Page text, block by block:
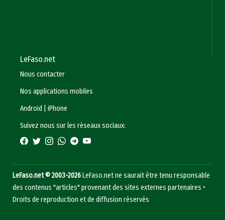
LeFaso.net
Nous contacter
Nos applications mobiles
Android
|iPhone
Suivez nous sur les réseaux sociaux:
LeFaso.net © 2003-2026LeFaso.net ne saurait être tenu responsable
des contenus "articles" provenant des sites externes partenaires •
Droits de reproduction et de diffusion réservés